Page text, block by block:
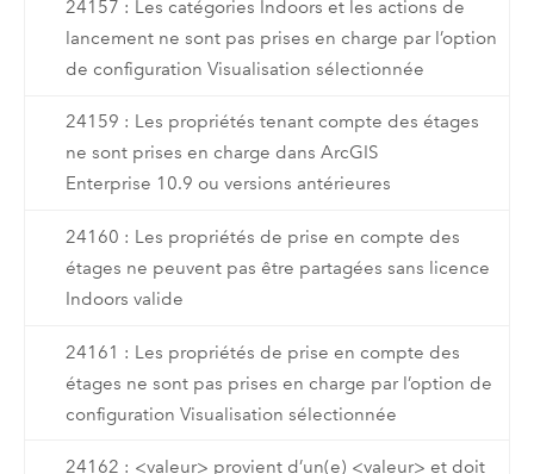
24157 : Les catégories Indoors et les actions de
lancement ne sont pas prises en charge par l’option
de configuration Visualisation sélectionnée
24159 : Les propriétés tenant compte des étages
ne sont prises en charge dans ArcGIS
Enterprise 10.9 ou versions antérieures
24160 : Les propriétés de prise en compte des
étages ne peuvent pas être partagées sans licence
Indoors valide
24161 : Les propriétés de prise en compte des
étages ne sont pas prises en charge par l’option de
configuration Visualisation sélectionnée
24162 : <valeur> provient d’un(e) <valeur> et doit